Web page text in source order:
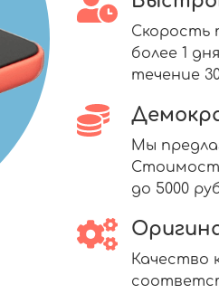
Скорость
более 1
течение
Мы
до 5000
Качество